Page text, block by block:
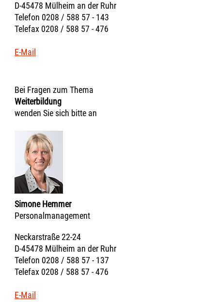
D-45478 Mülheim an der Ruhr
Telefon 0208 / 588 57 - 143
Telefax 0208 / 588 57 - 476
E-Mail
Bei Fragen zum Thema
Weiterbildung
wenden Sie sich bitte an
Simone Hemmer
Personalmanagement
Neckarstraße 22-24
D-45478 Mülheim an der Ruhr
Telefon 0208 / 588 57 - 137
Telefax 0208 / 588 57 - 476
E-Mail